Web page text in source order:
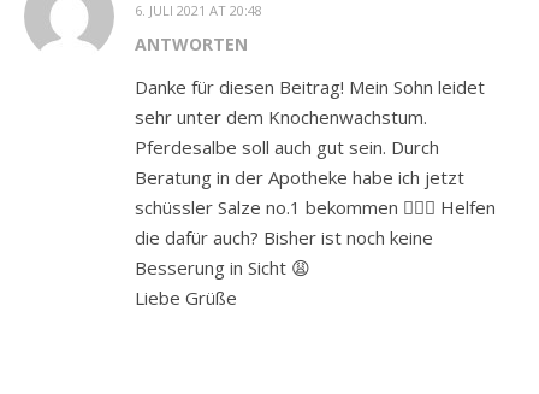
6. JULI 2021 AT 20:48
ANTWORTEN
Danke für diesen Beitrag! Mein Sohn leidet
sehr unter dem Knochenwachstum.
Pferdesalbe soll auch gut sein. Durch
Beratung in der Apotheke habe ich jetzt
schüssler Salze no.1 bekommen 🤷🏻‍♀️ Helfen
die dafür auch? Bisher ist noch keine
Besserung in Sicht 😩
Liebe Grüße